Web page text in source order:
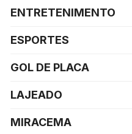
ENTRETENIMENTO
ESPORTES
GOL DE PLACA
LAJEADO
MIRACEMA